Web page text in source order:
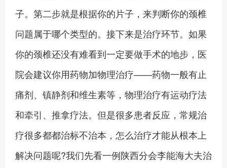
子。第二步就是根据你的片子，来判断你的颈椎
问题属于哪个类型的。接下来是治疗环节。如果
你的颈椎还没有难看到一定要做手术的地步，医
院会建议你用药物加物理治疗——药物一般有止
痛剂、镇静剂和维生素等，物理治疗有运动疗法
和牵引、推拿疗法。但是很多患者反应，常规治
疗很多都都治标不治本，怎么治疗才能从根本上
解决问题呢?我们先看一例陕西分会李能海大夫治